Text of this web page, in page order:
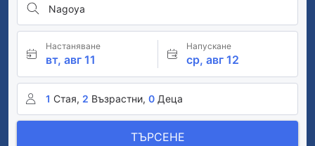
Nagoya
Настаняване
вт, авг 11
Напускане
ср, авг 12
1 Стая, 2 Възрастни, 0 Деца
ТЪРСЕНЕ